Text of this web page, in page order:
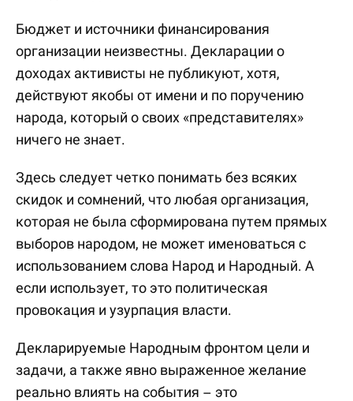
Бюджет и источники финансирования
организации неизвестны. Декларации о
доходах активисты не публикуют, хотя,
действуют якобы от имени и по поручению
народа, который о своих «представителях»
ничего не знает.
Здесь следует четко понимать без всяких
скидок и сомнений, что любая организация,
которая не была сформирована путем прямых
выборов народом, не может именоваться с
использованием слова Народ и Народный. А
если использует, то это политическая
провокация и узурпация власти.
Декларируемые Народным фронтом цели и
задачи, а также явно выраженное желание
реально влиять на события – это